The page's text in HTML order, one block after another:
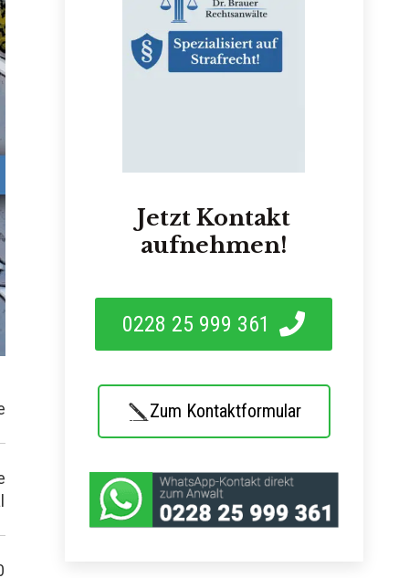
Jetzt Kontakt
aufnehmen!
0228 25 999 361
Zum Kontaktformular